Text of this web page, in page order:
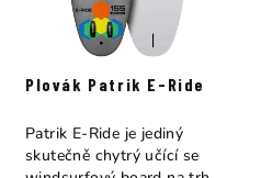
Plovák Patrik E-Ride
Patrik E-Ride je jediný
skutečně chytrý učící se